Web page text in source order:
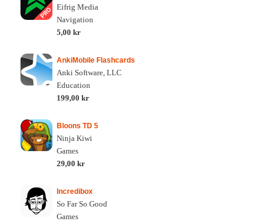
Eifrig Media
Navigation
5,00 kr
AnkiMobile Flashcards
Anki Software, LLC
Education
199,00 kr
Bloons TD 5
Ninja Kiwi
Games
29,00 kr
Incredibox
So Far So Good
Games